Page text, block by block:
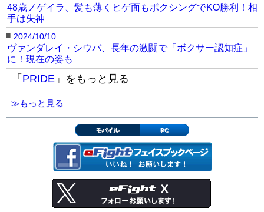
この投稿をInstagramで見る
48歳ノゲイラ、髪も薄くヒゲ面もボクシングでKO勝利！相
手は失神
■ 2024/10/10
ヴァンダレイ・シウバ、長年の激闘で「ボクサー認知症」
に！現在の姿も
「 PRIDE 」をもっと見る
≫もっと見る
モバイル PC